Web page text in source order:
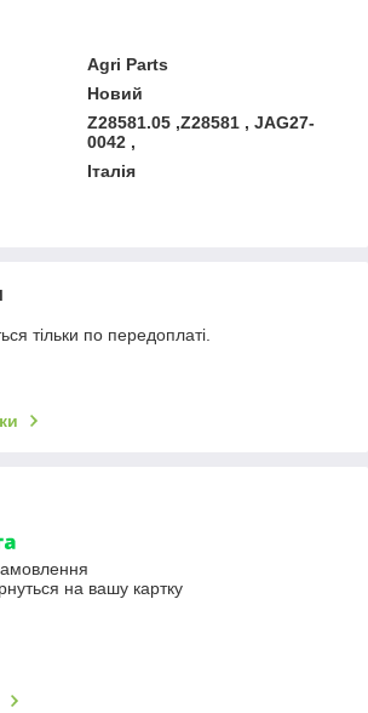
Agri Parts
Новий
Z28581.05 ,Z28581 , JAG27-
0042 ,
Італія
тільки по передоплаті.
на вашу картку